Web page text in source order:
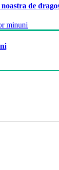
noastra de